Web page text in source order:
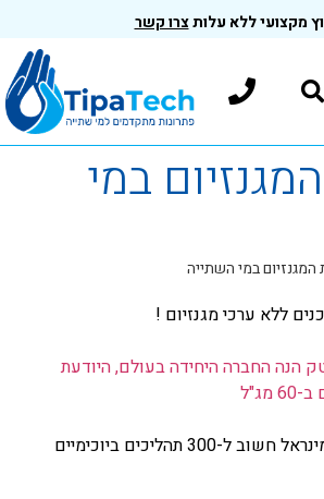
מקצועי ללא עלותצרו קשר
במי
המגנזיום במי השתייה
ללא ערכי מגנזיום !
הנה החברה היחידה בעולם, היודעת
מגנזיום במי שתייה-מינראל חשוב ל-300 תהליכים ביוכימיים